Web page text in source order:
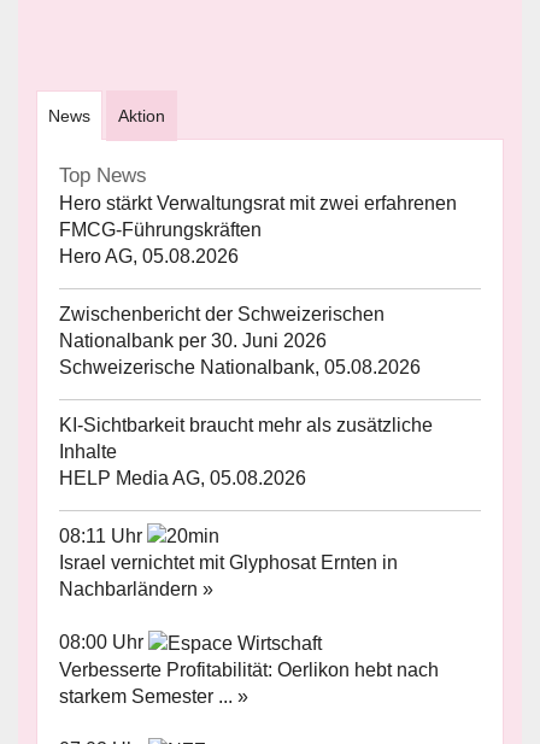
News Aktion
Top News
Hero stärkt Verwaltungsrat mit zwei erfahrenen
FMCG-Führungskräften
Hero AG, 05.08.2026
Zwischenbericht der Schweizerischen
Nationalbank per 30. Juni 2026
Schweizerische Nationalbank, 05.08.2026
KI-Sichtbarkeit braucht mehr als zusätzliche
Inhalte
HELP Media AG, 05.08.2026
08:11 Uhr
Israel vernichtet mit Glyphosat Ernten in
Nachbarländern »
08:00 Uhr
Verbesserte Profitabilität: Oerlikon hebt nach
starkem Semester ... »